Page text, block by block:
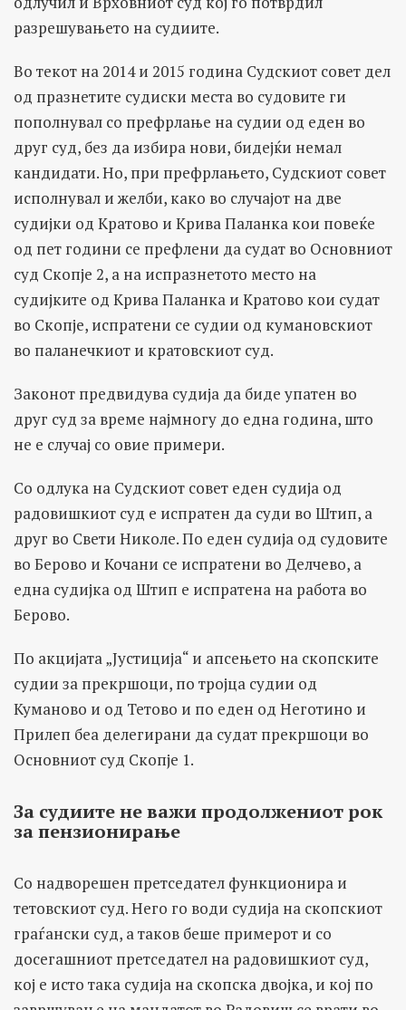
разрешувањето на судиите.
Во текот на 2014 и 2015 година Судскиот совет дел
од празнетите судиски места во судовите ги
пополнувал со префрлање на судии од еден во
друг суд, без да избира нови, бидејќи немал
кандидати. Но, при префрлањето, Судскиот совет
исполнувал и желби, како во случајот на две
судијки од Кратово и Крива Паланка кои повеќе
од пет години се префлени да судат во Основниот
суд Скопје 2, а на испразнетото место на
судијките од Крива Паланка и Кратово кои судат
во Скопје, испратени се судии од кумановскиот
во паланечкиот и кратовскиот суд.
Законот предвидува судија да биде упатен во
друг суд за време најмногу до една година, што
не е случај со овие примери.
Со одлука на Судскиот совет еден судија од
радовишкиот суд е испратен да суди во Штип, а
друг во Свети Николе. По еден судија од судовите
во Берово и Кочани се испратени во Делчево, а
една судијка од Штип е испратена на работа во
Берово.
По акцијата „Јустиција“ и апсењето на скопските
судии за прекршоци, по тројца судии од
Куманово и од Тетово и по еден од Неготино и
Прилеп беа делегирани да судат прекршоци во
Основниот суд Скопје 1.
За судиите не важи продолжениот рок
за пензионирање
Со надворешен претседател функционира и
тетовскиот суд. Него го води судија на скопскиот
граѓански суд, а таков беше примерот и со
досегашниот претседател на радовишкиот суд,
кој е исто така судија на скопска двојка, и кој по